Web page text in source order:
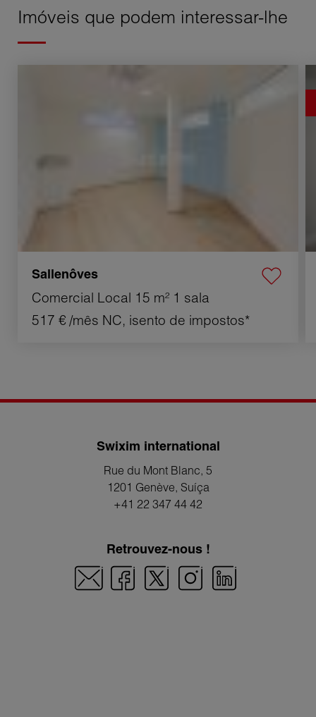
Imóveis que podem interessar-lhe
Sallenôves
Comercial Local 15 m² 1 sala
517 € /mês NC, isento de impostos*
Swixim international
Rue du Mont Blanc, 5
1201 Genève, Suíça
+41 22 347 44 42
Retrouvez-nous !